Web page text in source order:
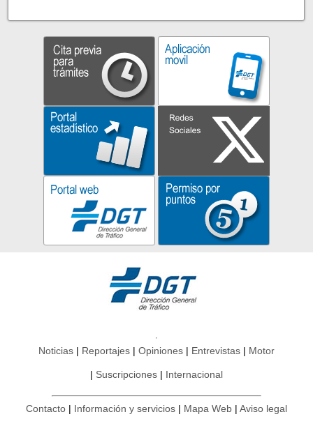
Noticias Reportajes Opiniones Entrevistas Motor
Suscripciones Internacional
Contacto Información y servicios Mapa Web Aviso legal